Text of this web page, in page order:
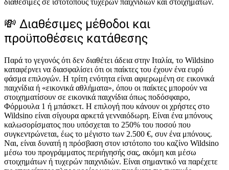
💸 Διαθέσιμες μέθοδοι και
προϋποθέσεις κατάθεσης
Παρά το γεγονός ότι δεν διαθέτει άδεια στην Ιταλία, το Wildsino
καταφέρνει να διασφαλίσει ότι οι παίκτες του έχουν ένα ευρύ
φάσμα επιλογών. Η τρίτη ενότητα είναι αφιερωμένη σε εικονικά
παιχνίδια ή «εικονικά αθλήματα», όπου οι παίκτες μπορούν να
στοιχηματίσουν σε εικονικά παιχνίδια όπως ποδόσφαιρο,
Φόρμουλα 1 ή μπάσκετ. Η επιλογή που κάνουν οι χρήστες στο
Wildsino είναι σίγουρα αρκετά γενναιόδωρη. Είναι ένα μπόνους
καλωσορίσματος που υπόσχεται το 250% του ποσού που
συγκεντρώνεται, έως το μέγιστο των 2.500 €, συν ένα μπόνους.
Ναι, είναι δυνατή η πρόσβαση στον ιστότοπο του καζίνο Wildsino
μέσω του προγράμματος περιήγησής σας, ακόμη και μέσω
στοιχημάτων ή τυχερών παιχνιδιών. Είναι σημαντικό να παρέχετε